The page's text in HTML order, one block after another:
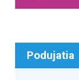
Podujatia